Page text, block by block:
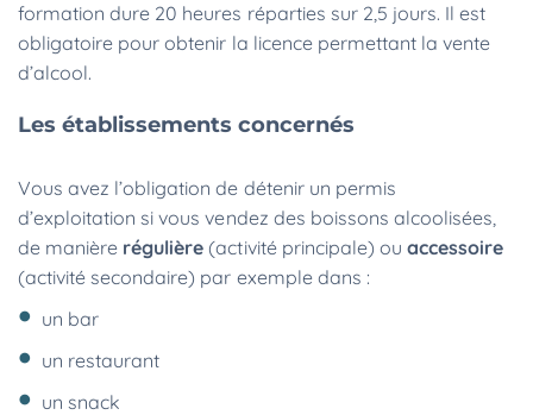
formation dure 20 heures réparties sur 2,5 jours. Il est
obligatoire pour obtenir la licence permettant la vente
d’alcool.
Les établissements concernés
Vous avez l’obligation de détenir un permis
d’exploitation si vous vendez des boissons alcoolisées,
de manière régulière (activité principale) ou accessoire
(activité secondaire) par exemple dans :
un bar
un restaurant
un snack